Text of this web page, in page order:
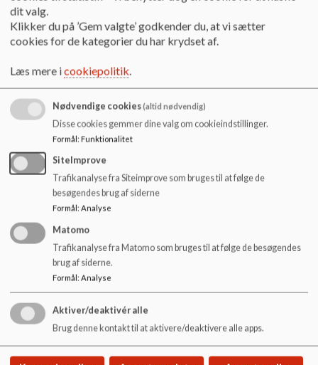
En skole med plads
Søholmskolen er enkeltsporet, og har rigtig gode faciliteter
både indendørs og udendørs. Den megen plads giver eleverne
mulighed for fordybelse og samarbejde samt ekstra gode
forhold for leg og samvær. Vores lærere og pædagoger er
professionelle og engagerede i elevernes faglige udvikling og
deres sociale trivsel. Vi har fokus på fællesskabet samtidig
med, at vi ser den enkelte elev.
I vores SFO kan eleverne drage fordel af den megen plads,
fantasifulde medarbejdere og et godt samarbejde mellem
pædagoger og lærere. Vores pædagoger kender eleverne
både i undervisningssituationer og i den frie leg, og
de fungerer derfor som gennemgående figurer for eleverne -
og gode sparringspartnere for forældrene. Flertallet af vores
elever benytter SFO, hvilket understøtter kvaliteten i skolens
sociale fællesskaber.
dit valg.
Klikker du på ’Gem valgte’ godkender du, at vi sætter
cookies for de kategorier du har krydset af.
Læs mere icookiepolitik.
Nødvendige cookies(altid nødvendig)
Disse cookies gemmer dine valg om cookieindstillinger.
Formål: Funktionalitet
SiteImprove
Trafikanalyse fra Siteimprove som bruges til at følge de
besøgendes brug af siderne
Formål : Analyse
Matomo
Trafikanalyse fra Matomo som bruges til at følge de besøgendes
brug af siderne.
Formål: Analyse
Aktiver/deaktivér alle
Brug denne kontakt til at aktivere/deaktivere alle apps.